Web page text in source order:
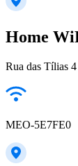
Home
Rua das Tílias 4
MEO-5E7FE0